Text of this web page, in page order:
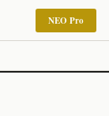
NEO Pro